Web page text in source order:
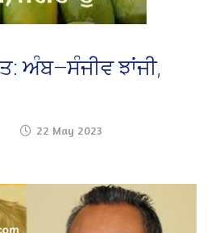
ਅੰਬ—ਸੰਜੀਵ ਝਾਂਜੀ,
22 May 2023